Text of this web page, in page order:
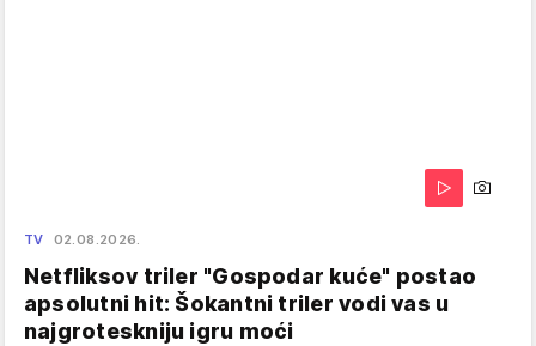
TV 02.08.2026.
Netfliksov triler "Gospodar kuće" postao
apsolutni hit: Šokantni triler vodi vas u
najgroteskniju igru moći